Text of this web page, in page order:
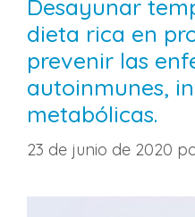
Desayunar
dieta rica en
prevenir las
autoinmunes,
metabólicas.
23 de junio de 2020